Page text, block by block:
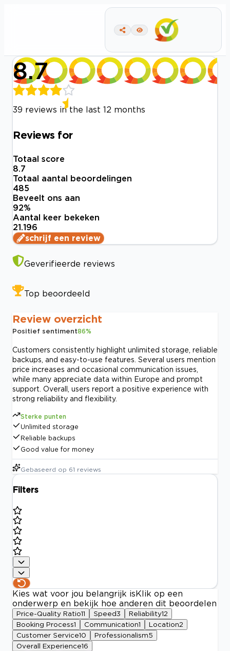
8.7
39 reviews in the last 12 months
Reviews for
Totaal score
8.7
Totaal aantal beoordelingen
485
Beveelt ons aan
92%
Aantal keer bekeken
21.196
schrijf een review
Geverifieerde reviews
Top beoordeeld
Review overzicht
Positief sentiment86%
Customers consistently highlight unlimited storage, reliable
backups, and easy-to-use features. Several users mention
price increases and occasional communication issues,
while many appreciate data within Europe and prompt
support. Overall, users report a positive experience with
strong reliability and flexibility.
Sterke punten
Unlimited storage
Reliable backups
Good value for money
Gebaseerd op 61 reviews
Filters
Kies wat voor jou belangrijk is Klik op een
onderwerp en bekijk hoe anderen dit beoordelen
Price-Quality Ratio11 Speed3 Reliability12
Booking Process1 Communication1 Location2
Customer Service10 Professionalism5
Overall Experience16